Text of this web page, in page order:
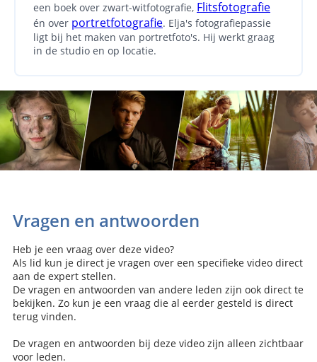
een boek over zwart-witfotografie, Flitsfotografie
én over portretfotografie. Elja's fotografiepassie
ligt bij het maken van portretfoto's. Hij werkt graag
in de studio en op locatie.
Vragen en antwoorden
Heb je een vraag over deze video?
Als lid kun je direct je vragen over een specifieke video direct
aan de expert stellen.
De vragen en antwoorden van andere leden zijn ook direct te
bekijken. Zo kun je een vraag die al eerder gesteld is direct
terug vinden.
De vragen en antwoorden bij deze video zijn alleen zichtbaar
voor leden.